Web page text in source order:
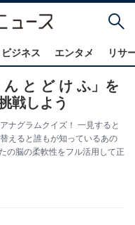
ジネス エンタメ リサ
ん と ど け ふ」を
戦しよう
ナグラムクイズ！ 一見すると
えると誰もが知っているあの
の脳の柔軟性をフル活用して正